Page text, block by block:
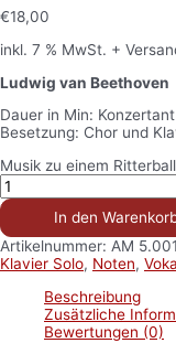
€18,00
inkl. 7 % MwSt. +
Ludwig van Beethoven
Dauer in Min:
Besetzung: Chor und
Musik zu einem
In den
Artikelnummer: AM
Klavier Solo, Noten,
Beschreibung
Zusätzliche
Bewertungen (0)